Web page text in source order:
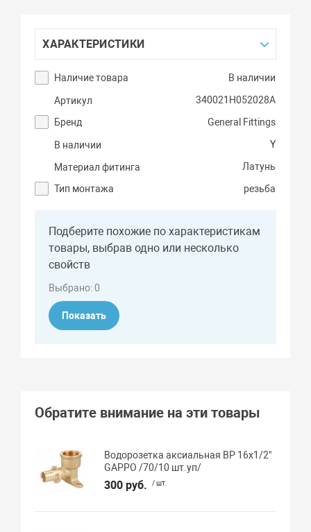
ХАРАКТЕРИСТИКИ
Наличие товара В наличии
Артикул
340021H052028A
Бренд
General Fittings
В наличии Y
Материал фитинга
Латунь
Тип монтажа
резьба
Подберите похожие по характеристикам
товары, выбрав одно или несколько
свойств
Выбрано:0
Показать
Обратите внимание на эти товары
Водорозетка аксиальная ВР 16х1/2"
GAPPO /70/10 шт.уп/
300 руб. / шт.